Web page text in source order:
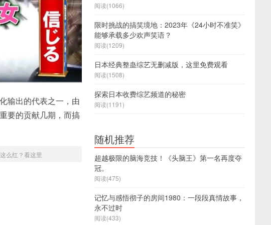
输出的代表之一，由
要的贡献几期，而搞
么红？看这里
阅读(1066)
限时挑战的搞笑境地：2023年《24小时不准笑》
能够承载多少欢声笑语？
阅读(1209)
日本经典整蛊综艺无删减版，这里免费观看
阅读(1508)
探索日本收费综艺频道的秘密
阅读(1191)
随机推荐
超越极限的脑海竞技！《头脑王》第一名再度夺
冠。
阅读(475)
记忆与感悟彻子的房间1980：一段段真情故事，
永不过时
阅读(433)